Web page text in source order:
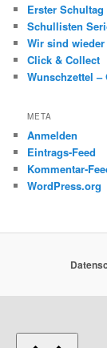
Erster Schultag
Schullisten
Wir sind wieder
Click & Collect
Wunschzettel –
META
Anmelden
Eintrags-Feed
Kommentar-
WordPress.org